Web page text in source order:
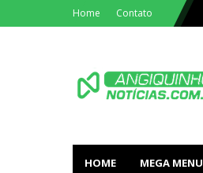
Home Contato
HOME MEGA MENU